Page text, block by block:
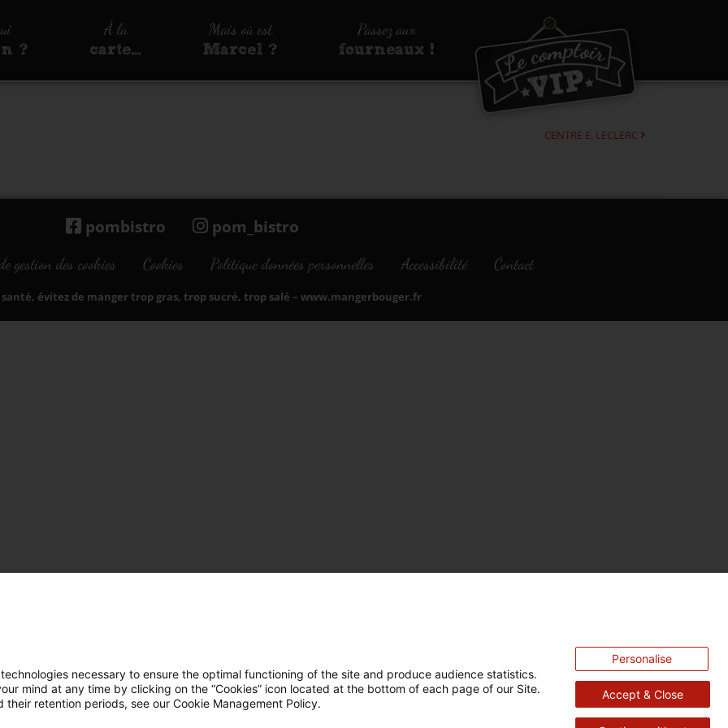
?
À la
carte…
Mais où est
Marcel ?
Passez aux
fourneaux !
CENTRE E. LECLERC
pombistro pom_bistro
gestion des cookies Cookies Politique données personnelles Accessibilité Contact
évitez de manger trop gras, trop sucré, trop salé – www.mangerbouger.fr
necessary to ensure the optimal functioning of the site and produce audience statistics.
mind at any time by clicking on the “Cookies” icon located at the bottom of each page of our Site.
retention periods, see our Cookie Management Policy.
Personalise
Accept & Close